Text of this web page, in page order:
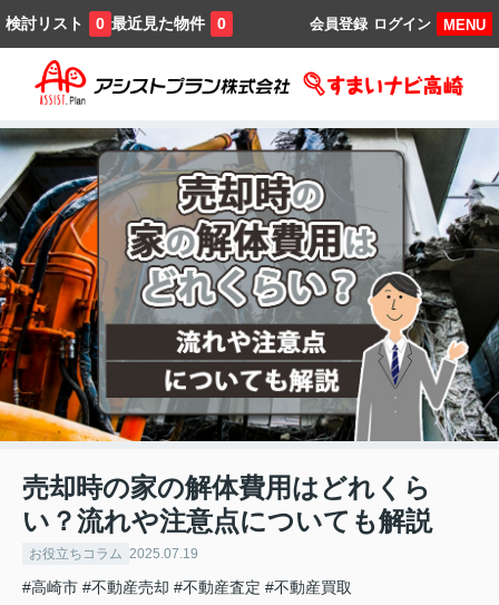
検討リスト 0 最近見た物件 0 MENU
ログイン
会員登録
売却時の家の解体費用はどれくら
い？流れや注意点についても解説
お役立ちコラム 2025.07.19
#高崎市 #不動産売却 #不動産査定 #不動産買取